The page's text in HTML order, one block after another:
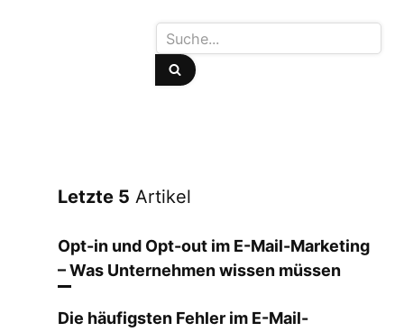
Letzte 5 Artikel
Opt-in und Opt-out im E-Mail-Marketing
– Was Unternehmen wissen müssen
Die häufigsten Fehler im E-Mail-